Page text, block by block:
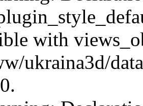
with
ukraina3d/